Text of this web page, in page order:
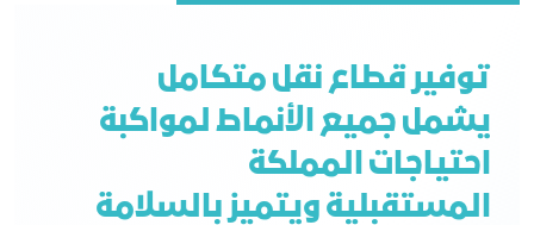
توفير قطاع نقل متكامل
يشمل جميع الأنماط لمواكبة
احتياجات المملكة
المستقبلية ويتميز بالسلامة